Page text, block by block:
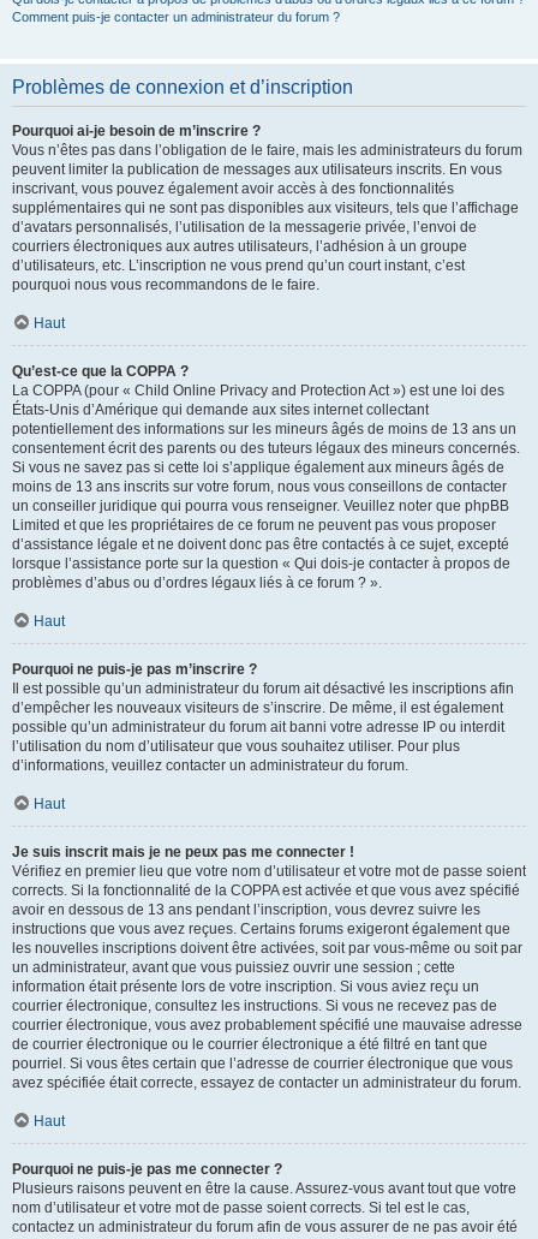
Comment puis-je contacter un administrateur du forum ?
Problèmes de connexion et d’inscription
Pourquoi ai-je besoin de m’inscrire ?
Vous n’êtes pas dans l’obligation de le faire, mais les administrateurs du forum
peuvent limiter la publication de messages aux utilisateurs inscrits. En vous
inscrivant, vous pouvez également avoir accès à des fonctionnalités
supplémentaires qui ne sont pas disponibles aux visiteurs, tels que l’affichage
d’avatars personnalisés, l’utilisation de la messagerie privée, l’envoi de
courriers électroniques aux autres utilisateurs, l’adhésion à un groupe
d’utilisateurs, etc. L’inscription ne vous prend qu’un court instant, c’est
pourquoi nous vous recommandons de le faire.
Haut
Qu’est-ce que la COPPA ?
La COPPA (pour « Child Online Privacy and Protection Act ») est une loi des
États-Unis d’Amérique qui demande aux sites internet collectant
potentiellement des informations sur les mineurs âgés de moins de 13 ans un
consentement écrit des parents ou des tuteurs légaux des mineurs concernés.
Si vous ne savez pas si cette loi s’applique également aux mineurs âgés de
moins de 13 ans inscrits sur votre forum, nous vous conseillons de contacter
un conseiller juridique qui pourra vous renseigner. Veuillez noter que phpBB
Limited et que les propriétaires de ce forum ne peuvent pas vous proposer
d’assistance légale et ne doivent donc pas être contactés à ce sujet, excepté
lorsque l’assistance porte sur la question « Qui dois-je contacter à propos de
problèmes d’abus ou d’ordres légaux liés à ce forum ? ».
Haut
Pourquoi ne puis-je pas m’inscrire ?
Il est possible qu’un administrateur du forum ait désactivé les inscriptions afin
d’empêcher les nouveaux visiteurs de s’inscrire. De même, il est également
possible qu’un administrateur du forum ait banni votre adresse IP ou interdit
l’utilisation du nom d’utilisateur que vous souhaitez utiliser. Pour plus
d’informations, veuillez contacter un administrateur du forum.
Haut
Je suis inscrit mais je ne peux pas me connecter !
Vérifiez en premier lieu que votre nom d’utilisateur et votre mot de passe soient
corrects. Si la fonctionnalité de la COPPA est activée et que vous avez spécifié
avoir en dessous de 13 ans pendant l’inscription, vous devrez suivre les
instructions que vous avez reçues. Certains forums exigeront également que
les nouvelles inscriptions doivent être activées, soit par vous-même ou soit par
un administrateur, avant que vous puissiez ouvrir une session ; cette
information était présente lors de votre inscription. Si vous aviez reçu un
courrier électronique, consultez les instructions. Si vous ne recevez pas de
courrier électronique, vous avez probablement spécifié une mauvaise adresse
de courrier électronique ou le courrier électronique a été filtré en tant que
pourriel. Si vous êtes certain que l’adresse de courrier électronique que vous
avez spécifiée était correcte, essayez de contacter un administrateur du forum.
Haut
Pourquoi ne puis-je pas me connecter ?
Plusieurs raisons peuvent en être la cause. Assurez-vous avant tout que votre
nom d’utilisateur et votre mot de passe soient corrects. Si tel est le cas,
contactez un administrateur du forum afin de vous assurer de ne pas avoir été